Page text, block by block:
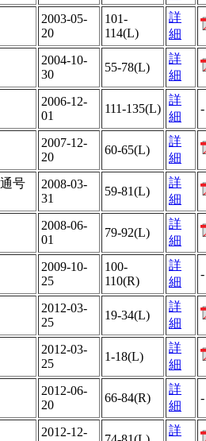
2003-05-
20
101-
114(L)
詳
細
2004-10-
30
55-78(L)
詳
細
2006-12-
01
111-135(L)
詳
細
-
2007-12-
20
60-65(L)
詳
細
通号
2008-03-
31
59-81(L)
詳
細
2008-06-
01
79-92(L)
詳
細
2009-10-
25
100-
110(R)
詳
細
-
2012-03-
25
19-34(L)
詳
細
2012-03-
25
1-18(L)
詳
細
2012-06-
20
66-84(R)
詳
細
-
2012-12-
詳